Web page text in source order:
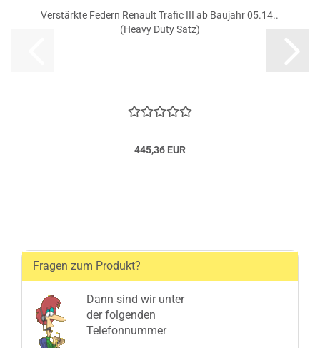
Verstärkte Federn Renault Trafic III ab Baujahr 05.14..
(Heavy Duty Satz)
445,36 EUR
Fragen zum Produkt?
Dann sind wir unter
der folgenden
Telefonnummer